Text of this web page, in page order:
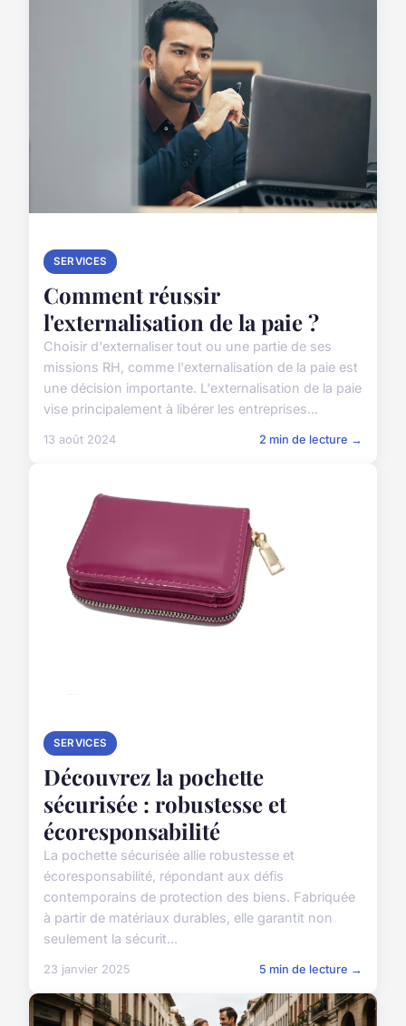
SERVICES
Comment réussir
l'externalisation de la paie ?
Choisir d'externaliser tout ou une partie de ses
missions RH, comme l'externalisation de la paie est
une décision importante. L'externalisation de la paie
vise principalement à libérer les entreprises...
13 août 2024 2 min de lecture →
SERVICES
Découvrez la pochette
sécurisée : robustesse et
écoresponsabilité
La pochette sécurisée allie robustesse et
écoresponsabilité, répondant aux défis
contemporains de protection des biens. Fabriquée
à partir de matériaux durables, elle garantit non
seulement la sécurit...
23 janvier 2025 5 min de lecture →